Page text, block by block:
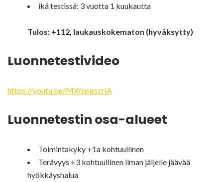
ikä testissä: 3 vuotta 1 kuukautta
Tulos: +112, laukauskokematon (hyväksytty)
Luonnetestivideo
https://youtu.be/MXfqsgszrlA
Luonnetestin osa-alueet
Toimintakyky +1a kohtuullinen
Terävyys +3 kohtuullinen ilman jäljelle jäävää
hyökkäyshalua